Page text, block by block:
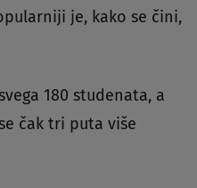
je, kako se čini,
180 studenata, a
čak tri puta više